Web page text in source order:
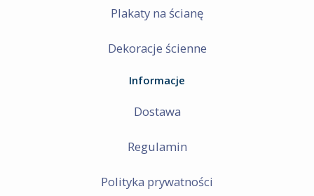
Plakaty na ścianę
Dekoracje ścienne
Informacje
Dostawa
Regulamin
Polityka prywatności